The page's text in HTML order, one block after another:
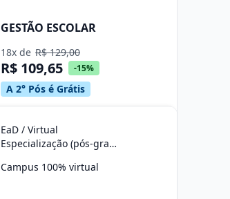
GESTÃO ESCOLAR
18x de R$ 129,00
R$ 109,65 -15%
A 2° Pós é Grátis
EaD / Virtual
Especialização (pós-graduação)
Campus 100% virtual